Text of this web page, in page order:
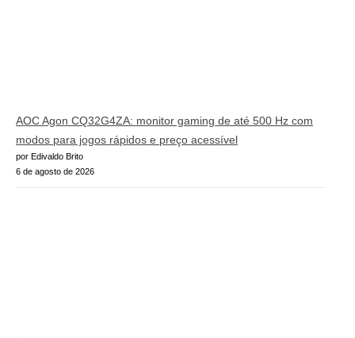
AOC Agon CQ32G4ZA: monitor gaming de até 500 Hz com
modos para jogos rápidos e preço acessível
por Edivaldo Brito
6 de agosto de 2026